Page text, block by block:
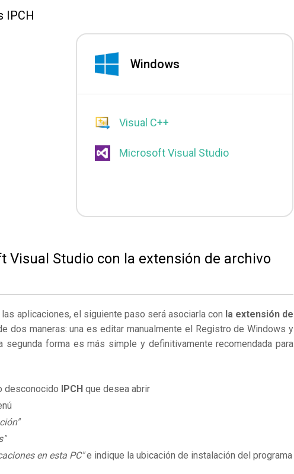
IPCH
Windows
Visual C++
Microsoft Visual Studio
Visual Studio con la extensión de archivo
aplicaciones, el siguiente paso será asociarla con la extensión de
dos maneras: una es editar manualmente el Registro de Windows y
segunda forma es más simple y definitivamente recomendada para
desconocido IPCH que desea abrir
en esta PC"e indique la ubicación de instalación del programa